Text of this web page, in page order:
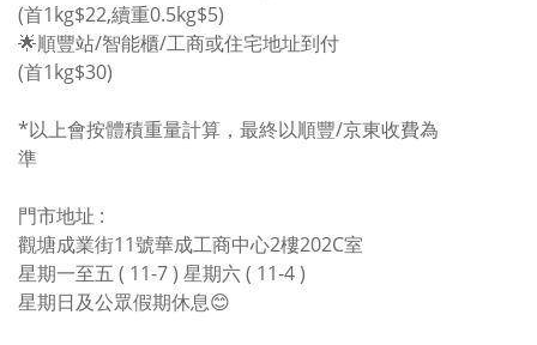
(首1kg$22,續重0.5kg$5)
🌟順豐站/智能櫃/工商或住宅地址到付
(首1kg$30)
*以上會按體積重量計算，最終以順豐/京東收費為
準
門市地址 :
觀塘成業街11號華成工商中心2樓202C室
星期一至五 ( 11-7 ) 星期六 ( 11-4 )
星期日及公眾假期休息😊